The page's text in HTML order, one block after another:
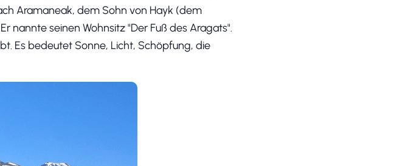
Aramaneak, dem Sohn von Hayk (dem
nannte seinen Wohnsitz "Der Fuß des Aragats".
Es bedeutet Sonne, Licht, Schöpfung, die